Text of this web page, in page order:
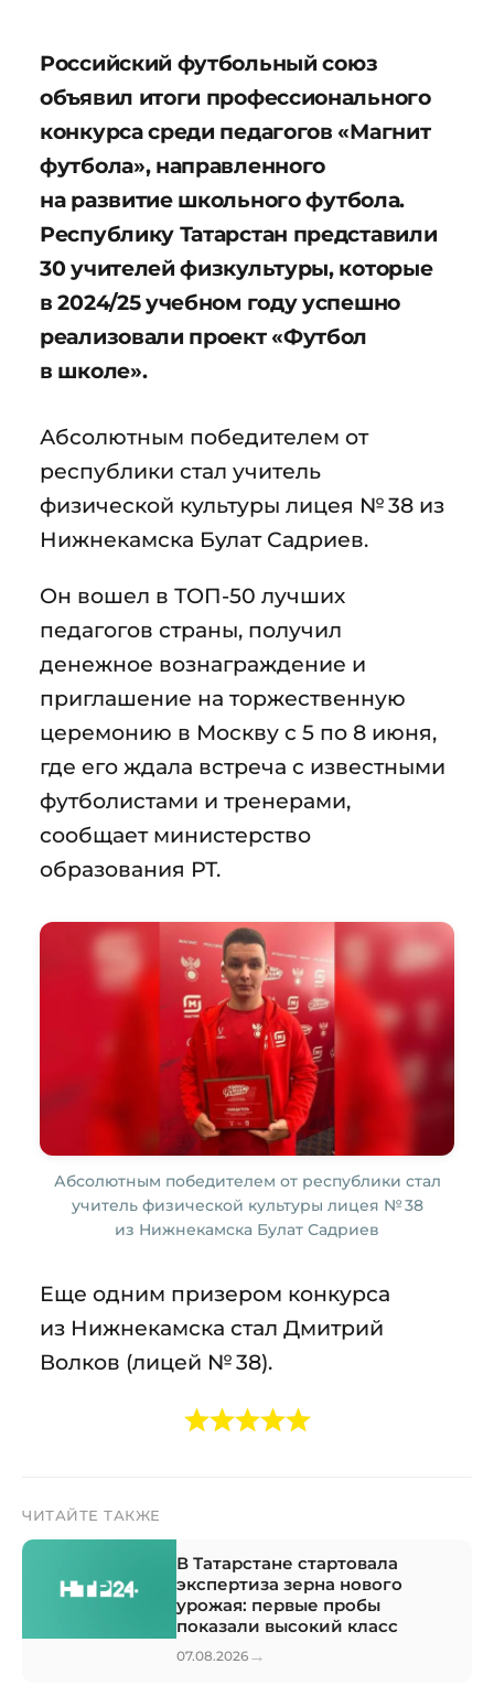
Российский футбольный союз
объявил итоги профессионального
конкурса среди педагогов «Магнит
футбола», направленного
на развитие школьного футбола.
Республику Татарстан представили
30 учителей физкультуры, которые
в 2024/25 учебном году успешно
реализовали проект «Футбол
в школе».
Абсолютным победителем от
республики стал учитель
физической культуры лицея № 38 из
Нижнекамска Булат Садриев.
Он вошел в ТОП-50 лучших
педагогов страны, получил
денежное вознаграждение и
приглашение на торжественную
церемонию в Москву с 5 по 8 июня,
где его ждала встреча с известными
футболистами и тренерами,
сообщает министерство
образования РТ.
Абсолютным победителем от республики стал
учитель физической культуры лицея № 38
из Нижнекамска Булат Садриев
Еще одним призером конкурса
из Нижнекамска стал Дмитрий
Волков (лицей № 38).
ЧИТАЙТЕ ТАКЖЕ
В Татарстане стартовала
экспертиза зерна нового
урожая: первые пробы
показали высокий класс
07.08.2026 →